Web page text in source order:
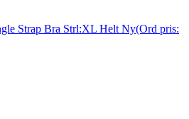
Strap Bra Strl:XL Helt Ny(Ord pris: